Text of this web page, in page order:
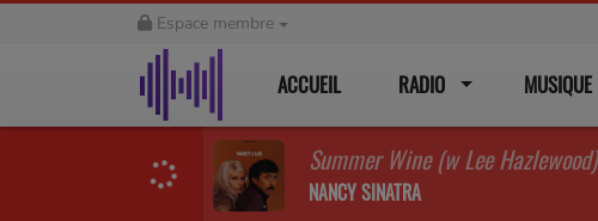
Espace membre
ACCUEIL RADIO MUSIQUE
Summer Wine (w Lee Hazlewood)
NANCY SINATRA